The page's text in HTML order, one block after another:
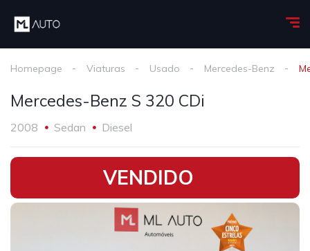
Homepage Viaturas Usado Mercedes-Benz
Mercedes-Benz S 320 CDi
2008 Sedan Diesel
•
VENDIDO